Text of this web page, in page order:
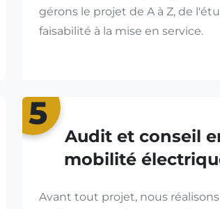
gérons le projet de A à Z, de
faisabilité à la mise en service.
5
Audit et conseil
mobilité
Avant tout projet, nous